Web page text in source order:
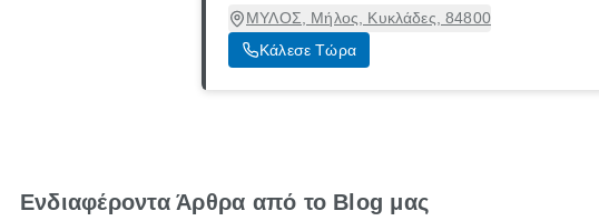
ΜΥΛΟΣ, Μήλος, Κυκλάδες, 84800
Κάλεσε Τώρα
Ενδιαφέροντα Άρθρα από το Blog μας